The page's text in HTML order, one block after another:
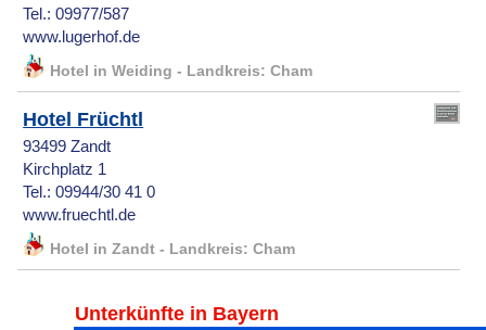
Tel.: 09977/587
www.lugerhof.de
Hotel in Weiding - Landkreis: Cham
Hotel Früchtl
93499 Zandt
Kirchplatz 1
Tel.: 09944/30 41 0
www.fruechtl.de
Hotel in Zandt - Landkreis: Cham
Unterkünfte in Bayern